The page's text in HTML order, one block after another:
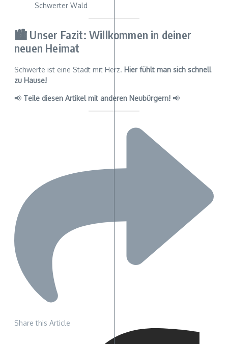
Schwerter Wald
🏙️ Unser Fazit: Willkommen in deiner
neuen Heimat
Schwerte ist eine Stadt mit Herz. Hier fühlt man sich schnell
zu Hause!
📢 Teile diesen Artikel mit anderen Neubürgern! 📢
Share this Article